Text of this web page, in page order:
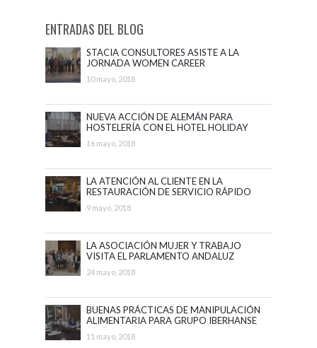
ENTRADAS DEL BLOG
STACIA CONSULTORES ASISTE A LA
JORNADA WOMEN CAREER
10 mayo, 2018
NUEVA ACCIÓN DE ALEMÁN PARA
HOSTELERÍA CON EL HOTEL HOLIDAY
16 mayo, 2018
LA ATENCIÓN AL CLIENTE EN LA
RESTAURACIÓN DE SERVICIO RÁPIDO
9 mayo, 2018
LA ASOCIACIÓN MUJER Y TRABAJO
VISITA EL PARLAMENTO ANDALUZ
24 mayo, 2018
BUENAS PRÁCTICAS DE MANIPULACIÓN
ALIMENTARIA PARA GRUPO IBERHANSE
11 mayo, 2018